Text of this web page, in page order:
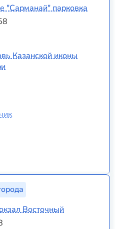
"Сарманай" парковка
Казанской иконы
Восточный